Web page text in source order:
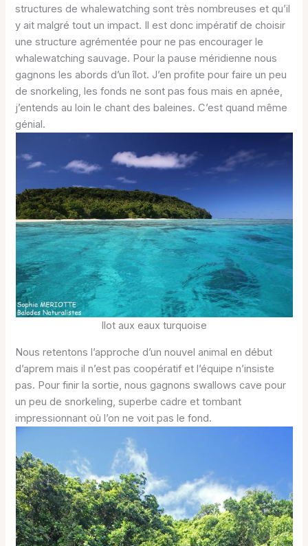
structures de whalewatching sont très nombreuses et qu’il
y ait malgré tout un impact. Il est donc impératif de choisir
une structure agrémentée pour ne pas encourager le
whalewatching sauvage. Pour la pause méridienne nous
gagnons les abords d’un îlot. J’en profite pour faire un peu
de snorkeling, les fonds ne sont pas fous mais en apnée,
j’entends au loin le chant des baleines. C’est quand même
génial.
Ilot aux eaux turquoise
Nous retentons l’approche d’un nouvel animal en début
d’aprem mais il n’est pas coopératif et l’équipe n’insiste
pas. Pour finir la sortie, nous gagnons swallows cave pour
un peu de snorkeling, superbe cadre et tombant
impressionnant où l’on ne voit pas le fond.